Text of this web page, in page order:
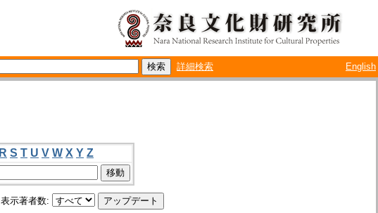
詳細検索 English
R S T U V W X Y Z
表示著者数: